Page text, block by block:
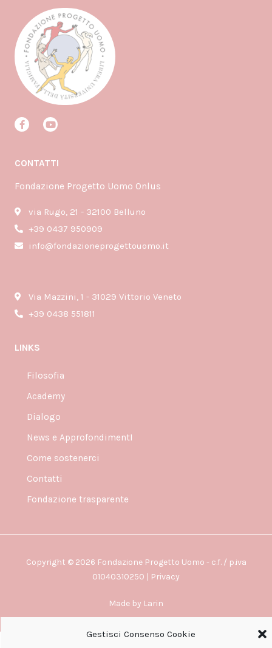
Gestisci Consenso Cookie
F
a
o
k
Y
o
b
CONTATTI
Fondazione Progetto Uomo Onlus
via Rugo, 21 - 32100 Belluno
+39 0437 950909
info@fondazioneprogettouomo.it
Via Mazzini, 1 - 31029 Vittorio Veneto
+39 0438 551811
LINKS
Filosofia
Academy
Dialogo
News e ApprofondimentI
Come sostenerci
Contatti
Fondazione trasparente
Copyright © 2026 Fondazione Progetto Uomo - c.f. / p.iva
01040310250 | Privacy
Made by Larin